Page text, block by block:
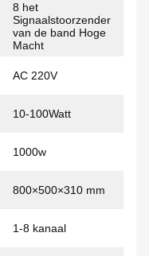
8 het
Signaalstoorzender
van de band Hoge
Macht
AC 220V
10-100Watt
1000w
800×500×310 mm
1-8 kanaal